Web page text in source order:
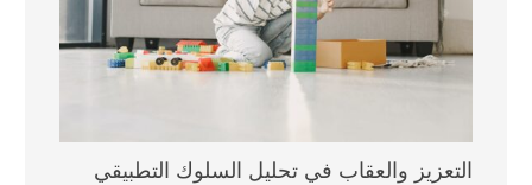
التعزيز والعقاب في تحليل السلوك التطبيقي